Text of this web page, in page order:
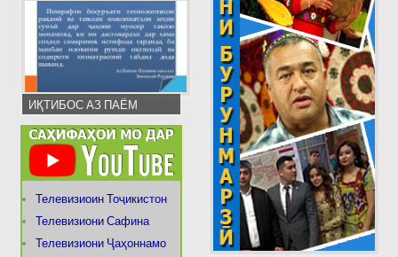
ИҚТИБОС АЗ ПАЁМ
Телевизиоин Тоҷикистон
Телевизиони Сафина
Телевизиони Ҷаҳоннамо